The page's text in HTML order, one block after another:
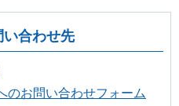
い合わせ先
のお問い合わせフォーム